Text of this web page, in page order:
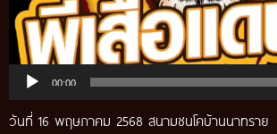
00:00
วันที่ 16 พฤษภาคม 2568 สนามชนโคบ้านนาทราย